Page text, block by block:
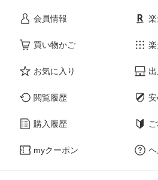
会員情報
買い物かご
お気に入り
閲覧履歴
購入履歴
myクーポン